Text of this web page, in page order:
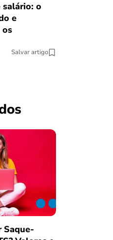
salário: o
e
os
Salvar artigo
Saque-